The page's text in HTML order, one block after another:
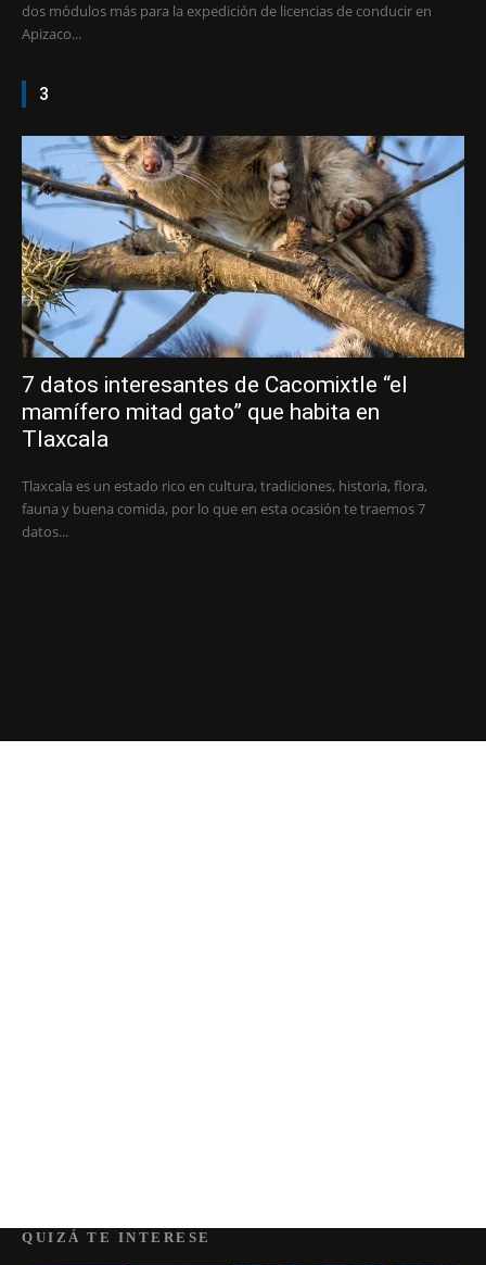
dos módulos más para la expedición de licencias de conducir en
Apizaco...
3
7 datos interesantes de Cacomixtle “el
mamífero mitad gato” que habita en
Tlaxcala
Tlaxcala es un estado rico en cultura, tradiciones, historia, flora,
fauna y buena comida, por lo que en esta ocasión te traemos 7
datos...
QUIZÁ TE INTERESE